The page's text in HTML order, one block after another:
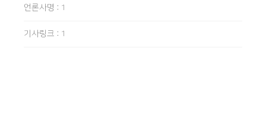
언론사명 : 1
기사링크 : 1